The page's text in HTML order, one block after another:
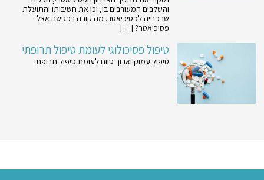
והשלבים המעורבים בו, וכן את חשיבותו והתועלת
שבפנייה לפסיכיאטר. מה קורה בפגישה אצל
פסיכיאטר? […]
טיפול פסיכולוגי לעומת טיפול תרופתי
טיפול עמוק וארוך טווח לעומת טיפול תרופתי